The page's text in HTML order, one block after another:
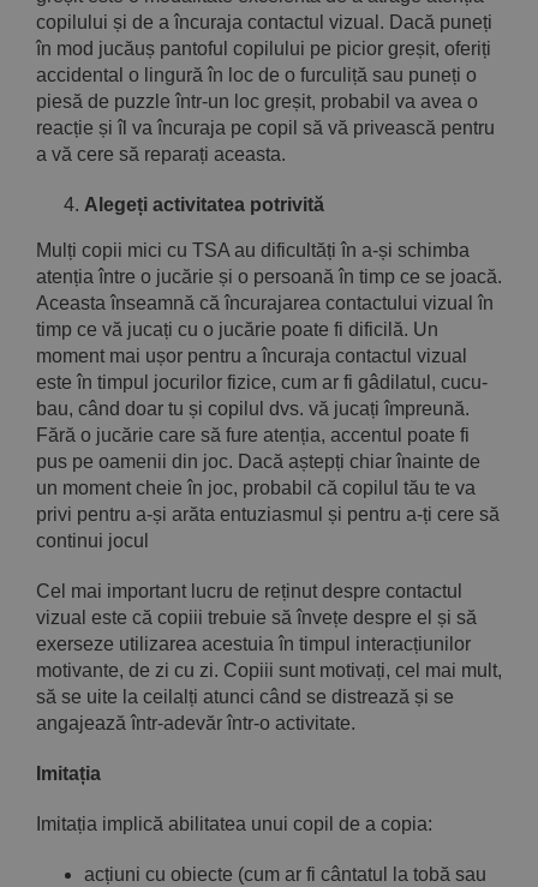
copilului și de a încuraja contactul vizual. Dacă puneți
în mod jucăuș pantoful copilului pe picior greșit, oferiți
accidental o lingură în loc de o furculiță sau puneți o
piesă de puzzle într-un loc greșit, probabil va avea o
reacție și îl va încuraja pe copil să vă privească pentru
a vă cere să reparați aceasta.
Alegeți activitatea potrivită
Mulți copii mici cu TSA au dificultăți în a-și schimba
atenția între o jucărie și o persoană în timp ce se joacă.
Aceasta înseamnă că încurajarea contactului vizual în
timp ce vă jucați cu o jucărie poate fi dificilă. Un
moment mai ușor pentru a încuraja contactul vizual
este în timpul jocurilor fizice, cum ar fi gâdilatul, cucu-
bau, când doar tu și copilul dvs. vă jucați împreună.
Fără o jucărie care să fure atenția, accentul poate fi
pus pe oamenii din joc. Dacă aștepți chiar înainte de
un moment cheie în joc, probabil că copilul tău te va
privi pentru a-și arăta entuziasmul și pentru a-ți cere să
continui jocul
Cel mai important lucru de reținut despre contactul
vizual este că copiii trebuie să învețe despre el și să
exerseze utilizarea acestuia în timpul interacțiunilor
motivante, de zi cu zi. Copiii sunt motivați, cel mai mult,
să se uite la ceilalți atunci când se distrează și se
angajează într-adevăr într-o activitate.
Imitația
Imitația implică abilitatea unui copil de a copia:
acțiuni cu obiecte (cum ar fi cântatul la tobă sau